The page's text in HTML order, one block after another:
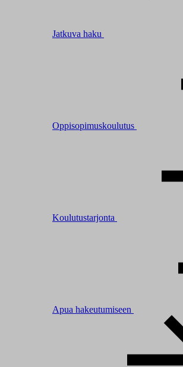
Jatkuva haku
Oppisopimuskoulutus
Koulutustarjonta
Apua hakeutumiseen